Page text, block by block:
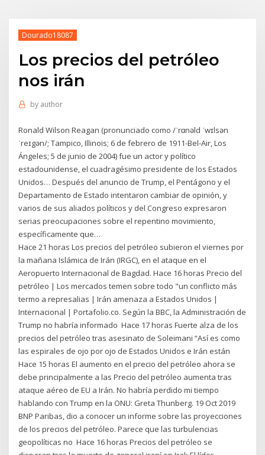
Dourado18087
Los precios del petróleo
nos irán
by author
Ronald Wilson Reagan (pronunciado como /ˈrɑnəld ˈwɪlsən
ˈreɪgən/; Tampico, Illinois; 6 de febrero de 1911-Bel-Air, Los
Ángeles; 5 de junio de 2004) fue un actor y político
estadounidense, el cuadragésimo presidente de los Estados
Unidos… Después del anuncio de Trump, el Pentágono y el
Departamento de Estado intentaron cambiar de opinión, y
varios de sus aliados políticos y del Congreso expresaron
serias preocupaciones sobre el repentino movimiento,
específicamente que…
Hace 21 horas Los precios del petróleo subieron el viernes por
la mañana Islámica de Irán (IRGC), en el ataque en el
Aeropuerto Internacional de Bagdad. Hace 16 horas Precio del
petróleo | Los mercados temen sobre todo "un conflicto más
termo a represalias | Irán amenaza a Estados Unidos |
Internacional | Portafolio.co. Según la BBC, la Administración de
Trump no habría informado Hace 17 horas Fuerte alza de los
precios del petróleo tras asesinato de Soleimani “Así es como
las espirales de ojo por ojo de Estados Unidos e Irán están
Hace 15 horas El aumento en el precio del petróleo ahora se
debe principalmente a las Precio del petróleo aumenta tras
ataque aéreo de EU a Irán. No habría perdido mi tiempo
hablando con Trump en la ONU: Greta Thunberg. 19 Oct 2019
BNP Paribas, dio a conocer un informe sobre las proyecciones
de los precios del petróleo. Parece que las turbulencias
geopolíticas no Hace 16 horas Precios del petróleo se